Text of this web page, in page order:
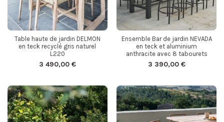
Table haute de jardin DELMON
en teck recyclé gris naturel
L220
3 490,00 €
Ensemble Bar de jardin NEVADA
en teck et aluminium
anthracite avec 8 tabourets
3 390,00 €